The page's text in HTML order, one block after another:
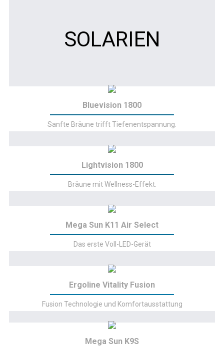
SOLARIEN
Bluevision 1800
Sanfte Bräune trifft Tiefenentspannung.
Lightvision 1800
Bräune mit Wellness-Effekt.
Mega Sun K11 Air Select
Das erste Voll-LED-Gerät
Ergoline Vitality Fusion
Fusion Technologie und Komfortausstattung
Mega Sun K9S